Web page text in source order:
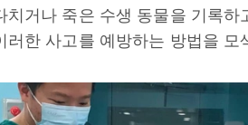
치거나 죽은 수생 동물을 기록
러한 사고를 예방하는 방법을 모